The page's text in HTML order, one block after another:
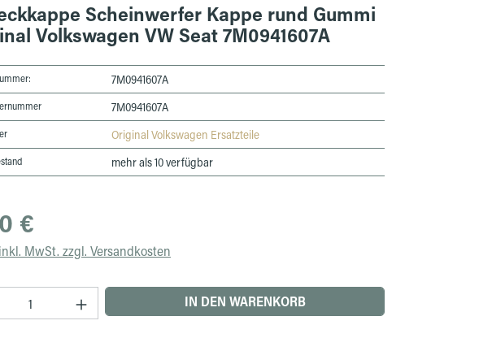
Scheinwerfer Kappe rund Gummi
Volkswagen VW Seat 7M0941607A
7M0941607A
7M0941607A
Original Volkswagen Ersatzteile
mehr als 10 verfügbar
Preis:
€
MwSt. zzgl. Versandkosten
Anzahl: Gib den gewünschten Wert ein oder benutze
IN DEN WARENKORB